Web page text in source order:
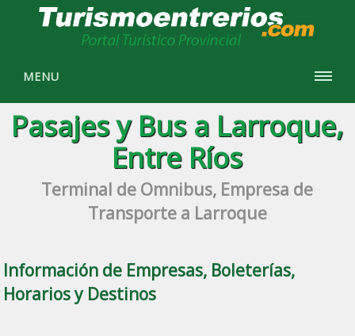
MENU
Pasajes y Bus a Larroque,
Entre Ríos
Terminal de Omnibus, Empresa de
Transporte a Larroque
Información de Empresas, Boleterías,
Horarios y Destinos